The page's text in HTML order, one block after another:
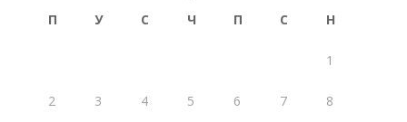
П У С Ч П С Н
1
2 3 4 5 6 7 8